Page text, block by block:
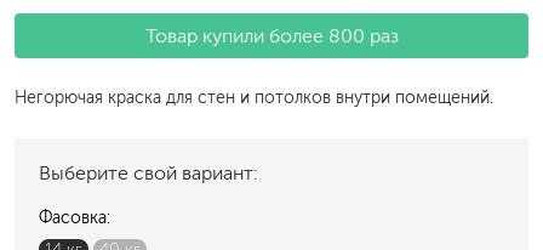
Товар купили более 800 раз
Негорючая краска для стен и потолков внутри помещений.
Выберите свой вариант:
Фасовка: